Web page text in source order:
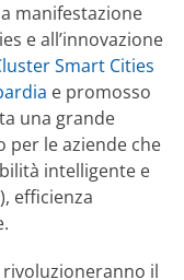
manifestazione
e all’innovazione
Smart Cities
e promosso
una grande
le aziende che
intelligente e
efficienza
il